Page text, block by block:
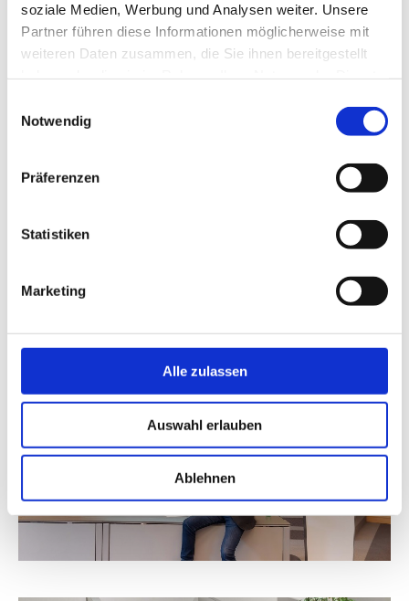
soziale Medien, Werbung und Analysen weiter. Unsere
Partner führen diese Informationen möglicherweise mit
weiteren Daten zusammen, die Sie ihnen bereitgestellt
Notwendig
Präferenzen
Statistiken
Marketing
Alle zulassen
Auswahl erlauben
Ablehnen
Bernhard Heindl